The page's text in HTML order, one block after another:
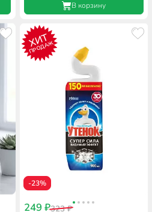
В корзину
ХИТ
ПРОДАЖ
-23%
249 ₽323 ₽